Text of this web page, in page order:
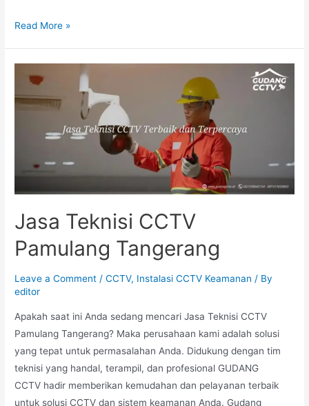
Read More »
Jasa Teknisi CCTV
Pamulang Tangerang
Leave a Comment /CCTV, Instalasi CCTV Keamanan / By
editor
Apakah saat ini Anda sedang mencari Jasa Teknisi CCTV
Pamulang Tangerang? Maka perusahaan kami adalah solusi
yang tepat untuk permasalahan Anda. Didukung dengan tim
teknisi yang handal, terampil, dan profesional GUDANG
CCTV hadir memberikan kemudahan dan pelayanan terbaik
untuk solusi CCTV dan sistem keamanan Anda. Gudang